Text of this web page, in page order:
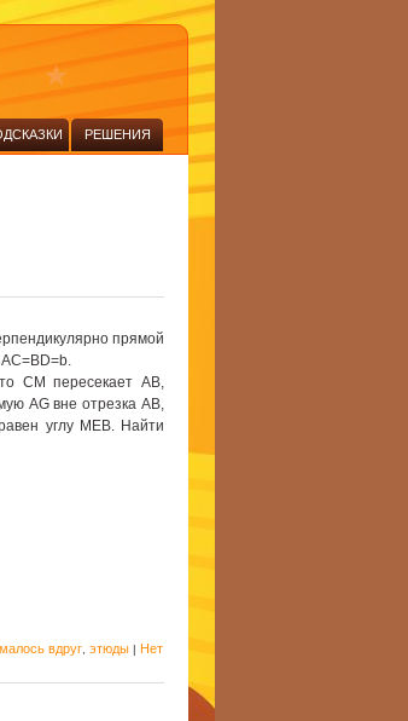
РЕШЕНИЯ
прямой
CM пересекает AB,
AG вне отрезка AB,
углу MEB. Найти
вдруг этюды | Нет